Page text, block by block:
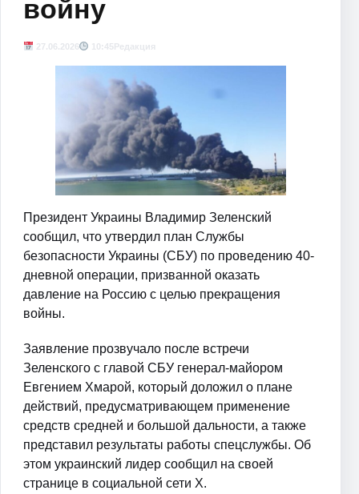
войну
27.06.2026 10:45Редакция
Президент Украины Владимир Зеленский
сообщил, что утвердил план Службы
безопасности Украины (СБУ) по проведению 40-
дневной операции, призванной оказать
давление на Россию с целью прекращения
войны.
Заявление прозвучало после встречи
Зеленского с главой СБУ генерал-майором
Евгением Хмарой, который доложил о плане
действий, предусматривающем применение
средств средней и большой дальности, а также
представил результаты работы спецслужбы. Об
этом украинский лидер сообщил на своей
странице в социальной сети X.